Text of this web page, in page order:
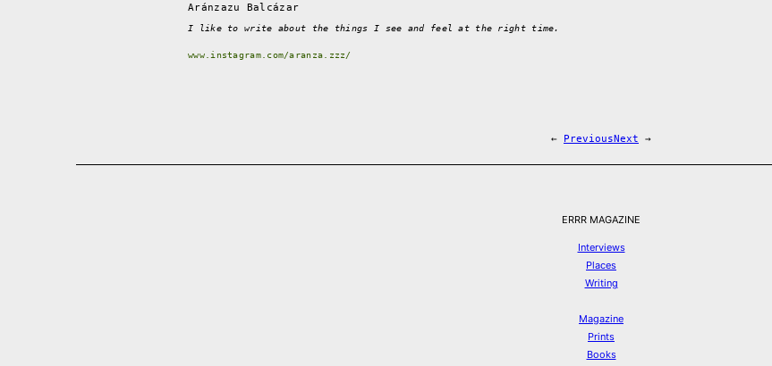
Aránzazu Balcázar
I like to write about the things I see and feel at the right time.
www.instagram.com/aranza.zzz/
← PreviousNext →
ERRR MAGAZINE
Interviews
Places
Writing
Magazine
Prints
Books